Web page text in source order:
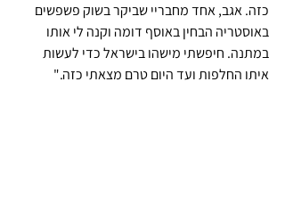
כזה. אגב, אחד מחבריי שביקר בשוק פשפשים
באוסטריה הבחין באוסף דומה וקנה לי אותו
במתנה. חיפשתי מישהו בישראל כדי לעשות
איתו החלפות ועד היום טרם מצאתי כזה."